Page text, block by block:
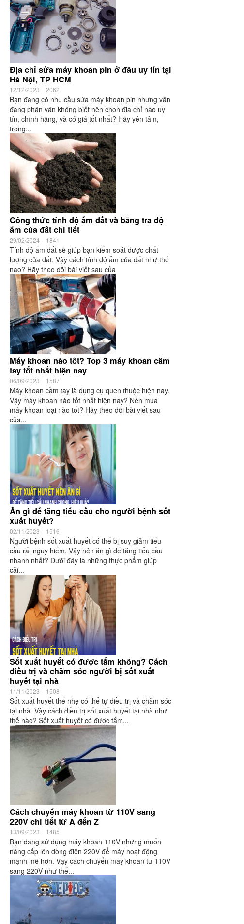
Địa chỉ sửa máy khoan pin ở đâu uy tín tại
Hà Nội, TP HCM
12/12/2023 2062
Bạn đang có nhu cầu sửa máy khoan pin nhưng vẫn
đang phân vân không biết nên chọn địa chỉ nào uy
tín, chính hãng, và có giá tốt nhất? Hãy yên tâm,
trong...
Công thức tính độ ẩm đất và bảng tra độ
ẩm của đất chi tiết
29/02/2024 1841
Tính độ ẩm đất sẽ giúp bạn kiểm soát được chất
lượng của đất. Vậy cách tính độ ẩm của đất như thế
nào? Hãy theo dõi bài viết sau của
Máy khoan nào tốt? Top 3 máy khoan cầm
tay tốt nhất hiện nay
06/09/2023 1587
Máy khoan cầm tay là dụng cụ quen thuộc hiện nay.
Vậy máy khoan nào tốt nhất hiện nay? Nên mua
máy khoan loại nào tốt? Hãy theo dõi bài viết sau
của...
Ăn gì để tăng tiểu cầu cho người bệnh sốt
xuất huyết?
02/11/2023 1516
Người bệnh sốt xuất huyết có thể bị suy giảm tiểu
cầu rất nguy hiểm. Vậy nên ăn gì để tăng tiểu cầu
nhanh nhất? Dưới đây là những thực phẩm giúp
cải...
Sốt xuất huyết có được tắm không? Cách
điều trị và chăm sóc người bị sốt xuất
huyết tại nhà
11/11/2023 1508
Sốt xuất huyết thể nhẹ có thể tự điều trị và chăm sóc
tại nhà. Vậy cách điều trị sốt xuất huyết tại nhà như
thế nào? Sốt xuất huyết có được tắm...
Cách chuyển máy khoan từ 110V sang
220V chi tiết từ A đến Z
13/09/2023 1485
Bạn đang sử dụng máy khoan 110V nhưng muốn
nâng cấp lên dòng điện 220V để máy hoạt động
mạnh mẽ hơn. Vậy cách chuyển máy khoan từ 110V
sang 220V như thế...